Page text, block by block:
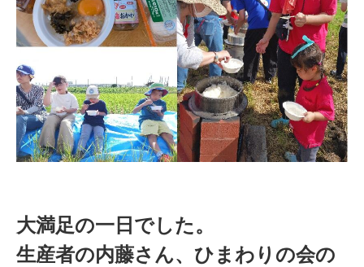
大満足の一日でした。
生産者の内藤さん、ひまわりの会の